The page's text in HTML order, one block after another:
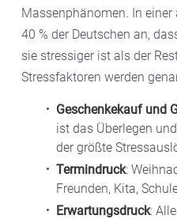
Massenphänomen. In
40 % der Deutschen an,
sie stressiger ist als der
Stressfaktoren werden
Geschenkekauf und
ist das Überlegen
der größte
Termindruck:
Freunden, Kita,
Erwartungsdruck: